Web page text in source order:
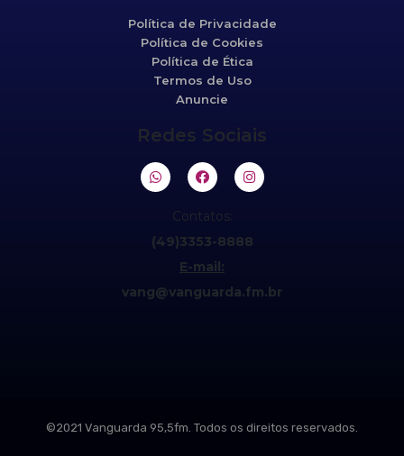
Política de Privacidade
Política de Cookies
Política de Ética
Termos de Uso
Anuncie
Redes Sociais
Contatos:
(49)3353-8888
E-mail:
vang@vanguarda.fm.br
©2021 Vanguarda 95,5fm. Todos os direitos reservados.